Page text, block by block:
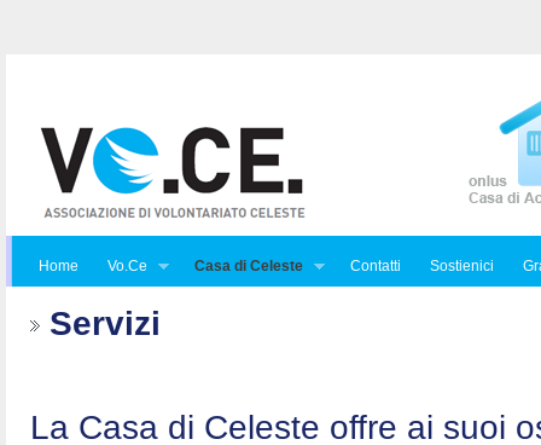
Home Vo.Ce Casa di Celeste Contatti Sostienici
Servizi
La Casa di Celeste offre ai suoi